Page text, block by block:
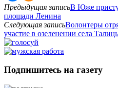
Предыдущая записьВ Юже
площади Ленина
Следующая записьВолонтеры
участие в озеленении села
Подпишитесь на газету